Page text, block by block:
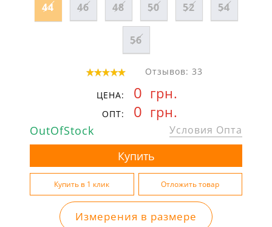
44 46 48 50 52 54
56
Отзывов: 33
ЦЕНА: 0 грн.
ОПТ: 0 грн.
OutOfStock Условия Опта
Измерения в размере